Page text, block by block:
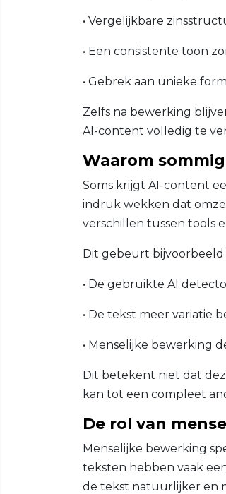
• Vergelijkbare
• Een consistente toon
• Gebrek aan unieke
Zelfs na bewerking
AI-content volledig te
Waarom
Soms krijgt AI-content
indruk wekken dat
verschillen tussen tools
Dit gebeurt bijvoorbeeld
• De gebruikte AI
• De tekst meer variatie
• Menselijke bewerking
Dit betekent niet dat
kan tot een compleet
De rol van
Menselijke bewerking
teksten hebben vaak
de tekst natuurlijker en